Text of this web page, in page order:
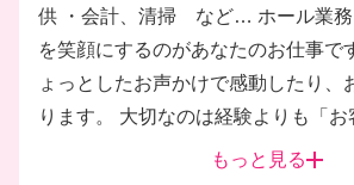
供 ・会計、清掃 など… ホール業務
を笑顔にするのがあなたのお仕事で
ょっとしたお声かけで感動したり、
ります。 大切なのは経験よりも「
ただきたい！」という気持ち☆ あな
もっと見る